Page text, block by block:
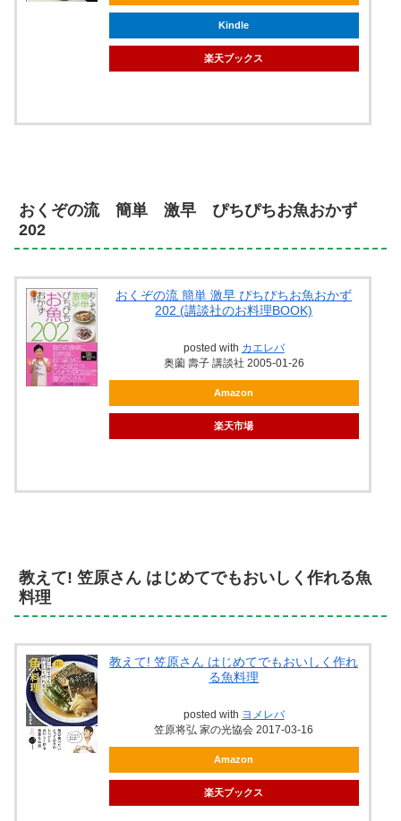
Kindle
楽天ブックス
おくぞの流 簡単 激早 ぴちぴちお魚おかず
202
おくぞの流 簡単 激早 ぴちぴちお魚おかず
202 (講談社のお料理BOOK)
posted with カエレバ
奥薗 壽子 講談社 2005-01-26
Amazon
楽天市場
教えて! 笠原さん はじめてでもおいしく作れる魚
料理
教えて! 笠原さん はじめてでもおいしく作れ
る魚料理
posted with ヨメレバ
笠原将弘 家の光協会 2017-03-16
Amazon
楽天ブックス